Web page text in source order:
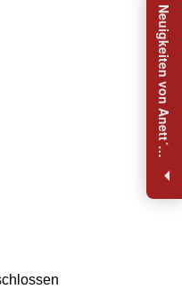
N
e
u
i
g
k
e
i
t
e
n
v
o
n
A
n
e
t
t
´
s
B
u
u
r
e
l
a
d
e
e
r
h
a
l
t
e
n